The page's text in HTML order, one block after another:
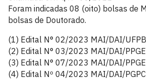
Foram indicadas 08 (oito) bolsas de
bolsas de Doutorado.
(1) Edital N° 02/2023 MAI/DAI/UFPB
(2) Edital N° 03/2023 MAI/DAI/
(3) Edital N° 07/2023 MAI/DAI/
(4) Edital Nº 04/2023 MAI/DAI/